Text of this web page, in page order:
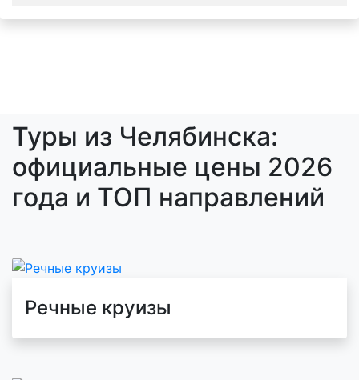
Туры из Челябинска:
официальные цены 2026
года и ТОП направлений
Речные круизы